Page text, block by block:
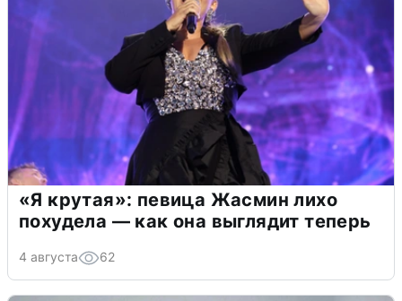
«Я крутая»: певица Жасмин лихо
похудела — как она выглядит теперь
4 августа 62